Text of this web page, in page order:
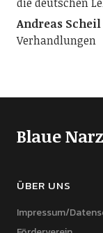
Andreas Scheil
Verhandlungen
Blaue
ÜBER UNS
Impressum/